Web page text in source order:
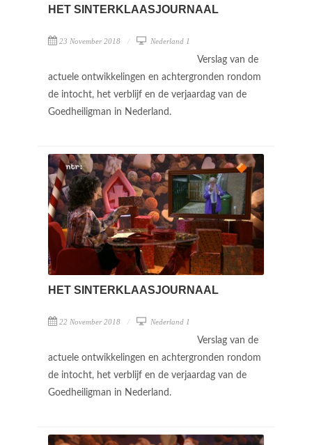
HET SINTERKLAASJOURNAAL
23 November 2018 Nederland 1
Verslag van de
actuele ontwikkelingen en achtergronden rondom
de intocht, het verblijf en de verjaardag van de
Goedheiligman in Nederland.
HET SINTERKLAASJOURNAAL
22 November 2018 Nederland 1
Verslag van de
actuele ontwikkelingen en achtergronden rondom
de intocht, het verblijf en de verjaardag van de
Goedheiligman in Nederland.